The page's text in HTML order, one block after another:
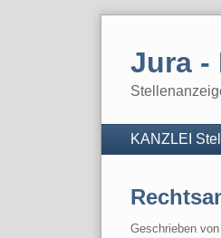
Jura -
Navigation
KANZLEI
Geschrieben von